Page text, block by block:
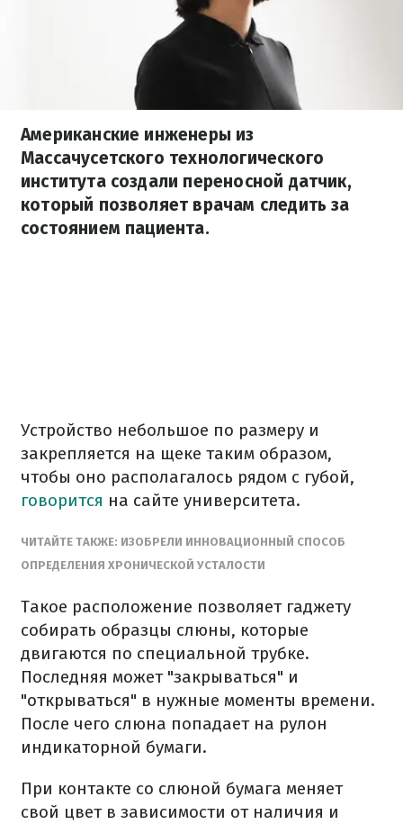
Американские инженеры из
Массачусетского технологического
института создали переносной датчик,
который позволяет врачам следить за
состоянием пациента.
Устройство небольшое по размеру и
закрепляется на щеке таким образом,
чтобы оно располагалось рядом с губой,
говорится на сайте университета.
ЧИТАЙТЕ ТАКЖЕ: ИЗОБРЕЛИ ИННОВАЦИОННЫЙ СПОСОБ
ОПРЕДЕЛЕНИЯ ХРОНИЧЕСКОЙ УСТАЛОСТИ
Такое расположение позволяет гаджету
собирать образцы слюны, которые
двигаются по специальной трубке.
Последняя может "закрываться" и
"открываться" в нужные моменты времени.
После чего слюна попадает на рулон
индикаторной бумаги.
При контакте со слюной бумага меняет
свой цвет в зависимости от наличия и